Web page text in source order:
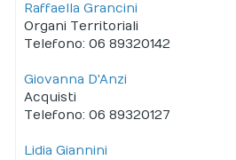
Raffaella Grancini
Organi Territoriali
Telefono: 06 89320142
Giovanna D'Anzi
Acquisti
Telefono: 06 89320127
Lidia Giannini